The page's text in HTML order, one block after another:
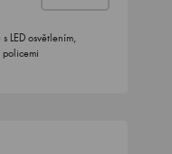
LED osvětlením,
policemi